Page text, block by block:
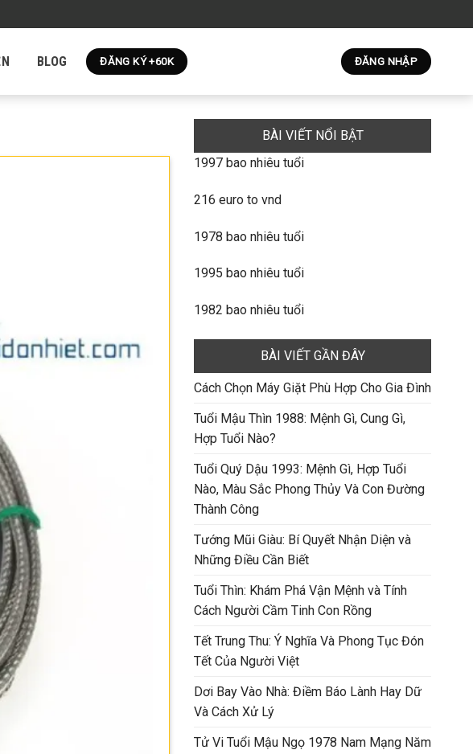
BLOG ĐĂNG KÝ +60K ĐĂNG NHẬP
BÀI VIẾT NỔI BẬT
1997 bao nhiêu tuổi
216 euro to vnd
1978 bao nhiêu tuổi
1995 bao nhiêu tuổi
1982 bao nhiêu tuổi
BÀI VIẾT GẦN ĐÂY
Cách Chọn Máy Giặt Phù Hợp Cho Gia Đình
Tuổi Mậu Thìn 1988: Mệnh Gì, Cung Gì,
Hợp Tuổi Nào?
Tuổi Quý Dậu 1993: Mệnh Gì, Hợp Tuổi
Nào, Màu Sắc Phong Thủy Và Con Đường
Thành Công
Tướng Mũi Giàu: Bí Quyết Nhận Diện và
Những Điều Cần Biết
Tuổi Thìn: Khám Phá Vận Mệnh và Tính
Cách Người Cầm Tinh Con Rồng
Tết Trung Thu: Ý Nghĩa Và Phong Tục Đón
Tết Của Người Việt
Dơi Bay Vào Nhà: Điềm Báo Lành Hay Dữ
Và Cách Xử Lý
Tử Vi Tuổi Mậu Ngọ 1978 Nam Mạng Năm